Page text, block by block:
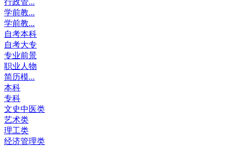
学前教...
学前教...
自考本科
自考大专
专业前景
职业人物
简历模...
本科
专科
文史中医类
艺术类
理工类
经济管理类